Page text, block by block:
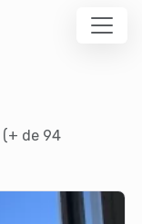
(+ de 94